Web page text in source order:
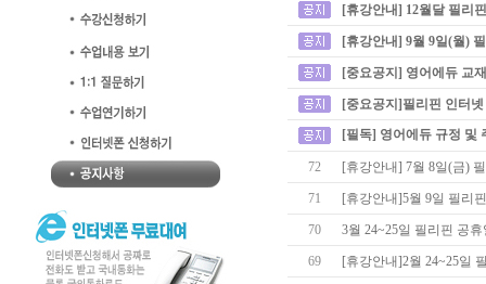
[휴강안내] 12월달 필리
[휴강안내] 9월 9일(월)
[중요공지] 영어에듀 교
[중요공지]필리핀 인터
[필독] 영어에듀 규정 및
72 [휴강안내] 7월 8일(금)
71 [휴강안내]5월 9일 필리
70 3월 24~25일 필리핀 공
69 [휴강안내]2월 24~25일